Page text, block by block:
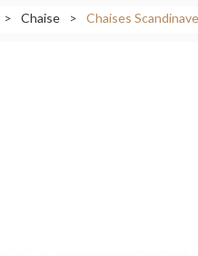
> Chaise > Chaises